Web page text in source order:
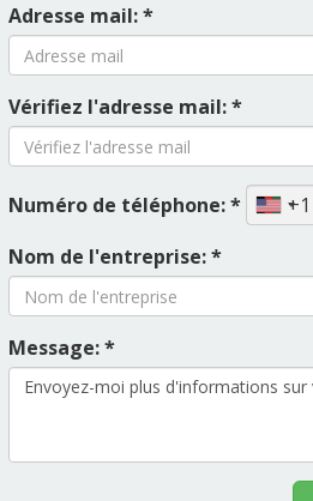
Adresse mail: *
Vérifiez l'adresse mail: *
Numéro de téléphone: *
+1
Nom de l'entreprise: *
Message: *